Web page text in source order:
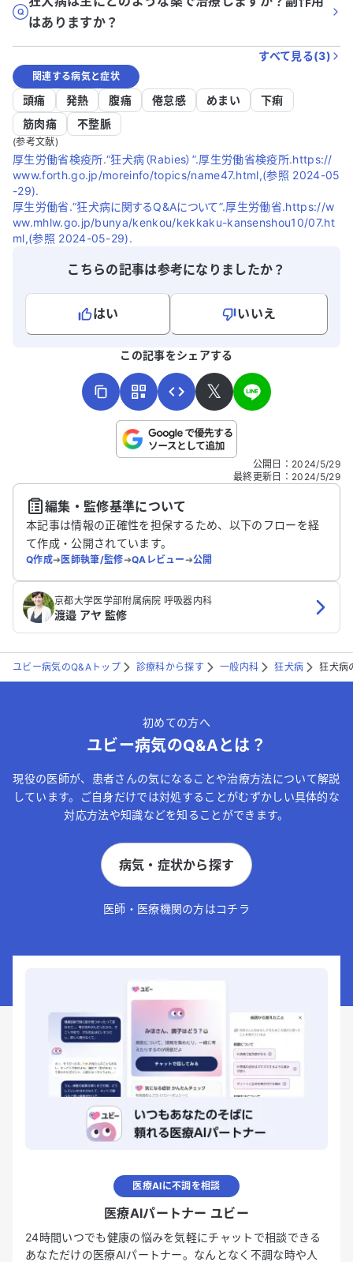
はありますか？
すべて見る(3)
関連する病気と症状
頭痛 発熱 腹痛 倦怠感 めまい
下痢
筋肉痛
不整脈
(参考文献)
厚生労働省検疫所.“狂犬病（Rabies）”.厚生労働省検疫所.https://
www.forth.go.jp/moreinfo/topics/name47.html,(参照 2024-05
-29).
厚生労働省.“狂犬病に関するQ&Aについて”.厚生労働省.https://w
ww.mhlw.go.jp/bunya/kenkou/kekkaku-kansenshou10/07.ht
ml,(参照 2024-05-29).
こちらの記事は参考になりましたか？
はい
いいえ
こちらは送信専用のフォームです。氏名やご自身の病気の詳細な
送信する
この記事をシェアする
𝕏
公開日 ： 2024/5/29
最終更新日 ： 2024/5/29
編集・監修基準について
本記事は情報の正確性を担保するため、以下のフローを経
て作成・公開されています。
Q作成➔医師執筆/監修➔QAレビュー➔公開
京都大学医学部附属病院 呼吸器内科
渡邉 アヤ 監修
ユビー病気のQ&Aトップ 診療科から探す 一般内科 狂犬病 狂犬病
初めての方へ
ユビー病気のQ&Aとは？
現役の医師が、患者さんの気になることや治療方法について解説
しています。ご自身だけでは対処することがむずかしい具体的な
対応方法や知識などを知ることができます。
病気・症状から探す
医師・医療機関の方はコチラ
医療AIに不調を相談
医療AIパートナー ユビー
24時間いつでも健康の悩みを気軽にチャットで相談できる
あなただけの医療AIパートナー。なんとなく不調な時や人